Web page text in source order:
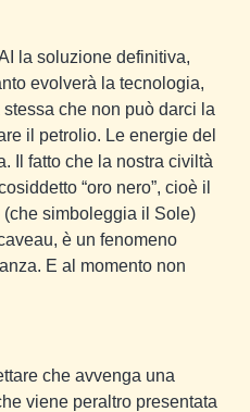
la soluzione definitiva,
evolverà la tecnologia,
che non può darci la
il petrolio. Le energie del
Il fatto che la nostra civiltà
“oro nero”, cioè il
(che simboleggia il Sole)
è un fenomeno
E al momento non
che avvenga una
viene peraltro presentata